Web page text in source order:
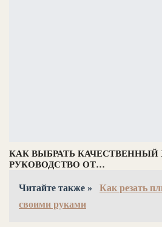
КАК ВЫБРАТЬ КАЧЕСТВЕННЫЙ
РУКОВОДСТВО ОТ…
Читайте также »
Как резать
своими руками